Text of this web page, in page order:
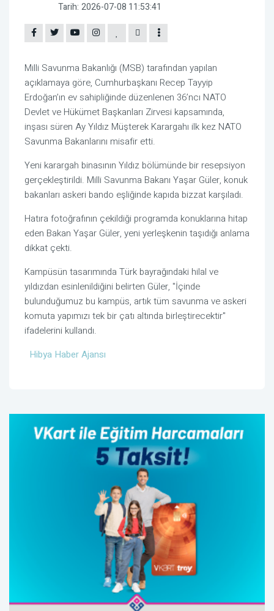
Tarih: 2026-07-08 11:53:41
Milli Savunma Bakanlığı (MSB) tarafından yapılan
açıklamaya göre, Cumhurbaşkanı Recep Tayyip
Erdoğan’ın ev sahipliğinde düzenlenen 36’ncı NATO
Devlet ve Hükümet Başkanları Zirvesi kapsamında,
inşası süren Ay Yıldız Müşterek Karargahı ilk kez NATO
Savunma Bakanlarını misafir etti.
Yeni karargah binasının Yıldız bölümünde bir resepsiyon
gerçekleştirildi. Milli Savunma Bakanı Yaşar Güler, konuk
bakanları askeri bando eşliğinde kapıda bizzat karşıladı.
Hatıra fotoğrafının çekildiği programda konuklarına hitap
eden Bakan Yaşar Güler, yeni yerleşkenin taşıdığı anlama
dikkat çekti.
Kampüsün tasarımında Türk bayrağındaki hilal ve
yıldızdan esinlenildiğini belirten Güler, "İçinde
bulunduğumuz bu kampüs, artık tüm savunma ve askeri
komuta yapımızı tek bir çatı altında birleştirecektir"
ifadelerini kullandı.
Hibya Haber Ajansı